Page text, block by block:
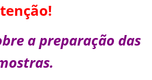
a preparação das